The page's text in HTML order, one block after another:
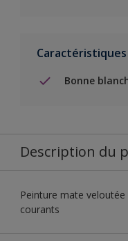
Bonne
Description du
Peinture mate
courants